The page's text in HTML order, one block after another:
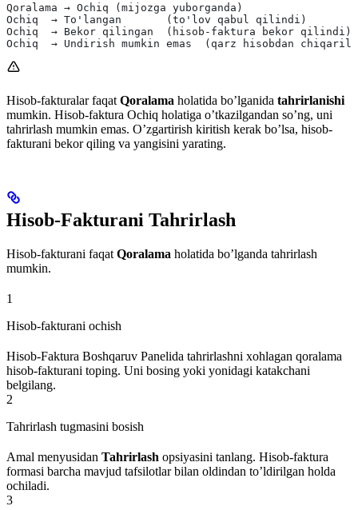
Qoralama → Ochiq (mijozga yuborganda)
Ochiq  → To'langan       (to'lov qabul qilindi)
Ochiq  → Bekor qilingan  (hisob-faktura bekor qilindi)
Ochiq  → Undirish mumkin emas  (qarz hisobdan
Hisob-fakturalar faqat Qoralama holatida bo’lganida tahrirlanishi
mumkin. Hisob-faktura Ochiq holatiga o’tkazilgandan so’ng, uni
tahrirlash mumkin emas. O’zgartirish kiritish kerak bo’lsa, hisob-
fakturani bekor qiling va yangisini yarating.
Hisob-Fakturani Tahrirlash
Hisob-fakturani faqatQoralama holatida bo’lganda tahrirlash
mumkin.
1
Hisob-fakturani ochish
Hisob-Faktura Boshqaruv Panelida tahrirlashni xohlagan qoralama
hisob-fakturani toping. Uni bosing yoki yonidagi katakchani
belgilang.
2
Tahrirlash tugmasini bosish
Amal menyusidan Tahrirlash opsiyasini tanlang. Hisob-faktura
formasi barcha mavjud tafsilotlar bilan oldindan to’ldirilgan holda
ochiladi.
3